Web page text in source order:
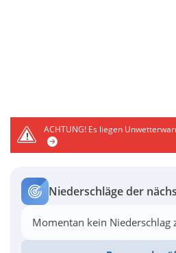
ACHTUNG!Es liegen
Niederschläge der
Momentan kein Niederschlag